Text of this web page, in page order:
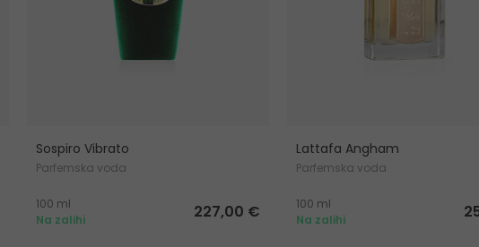
Sospiro Vibrato
Parfemska voda
100 ml
Na zalihi
227,00 €
Lattafa Angham
Parfemska voda
100 ml
Na zalihi